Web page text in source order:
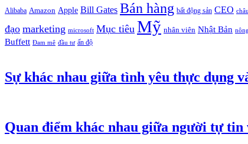
Alibaba Amazon Apple Bill Gates Bán hàng bất động sản CEO
đạo marketing microsoft Mục tiêu Mỹ nhân viên Nhật Bản
Buffett Đam mê đầu tư ấn độ
Sự khác nhau giữa tình yêu thực dụng
Quan điểm khác nhau giữa người tự tin